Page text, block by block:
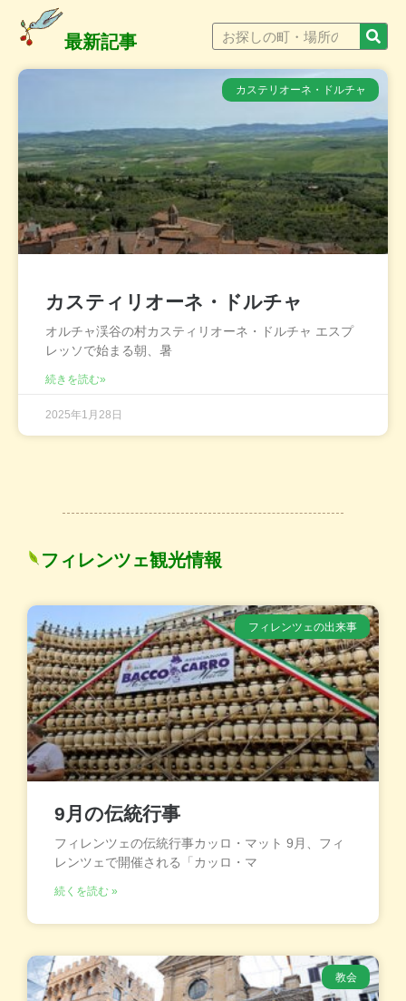
最新記事
カステリオーネ・ドルチャ
カスティリオーネ・ドルチャ
オルチャ渓谷の村カスティリオーネ・ドルチャ エスプ
レッソで始まる朝、暑
続きを読む»
2025年1月28日
フィレンツェ観光情報
フィレンツェの出来事
9月の伝統行事
フィレンツェの伝統行事カッロ・マット 9月、フィ
レンツェで開催される「カッロ・マ
続くを読む »
教会